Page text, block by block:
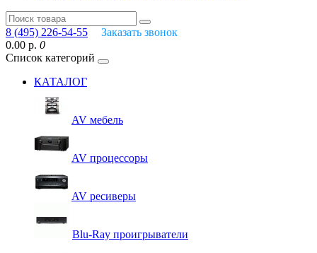
8 (495) 226-54-55
Заказать звонок
0.00 р. 0
Список категорий
КАТАЛОГ
AV мебель
AV процессоры
AV ресиверы
Blu-Ray проигрыватели